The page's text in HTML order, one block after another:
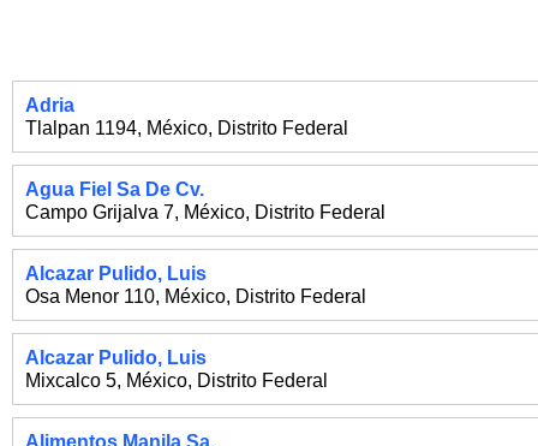
Adria
Tlalpan 1194, México, Distrito Federal
Agua Fiel Sa De Cv.
Campo Grijalva 7, México, Distrito Federal
Alcazar Pulido, Luis
Osa Menor 110, México, Distrito Federal
Alcazar Pulido, Luis
Mixcalco 5, México, Distrito Federal
Alimentos Manila Sa.